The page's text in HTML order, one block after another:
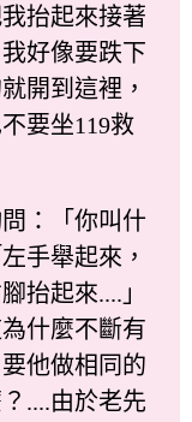
抬起來接著
好像要跌下
開到這裡，
要坐119救
：「你叫什
手舉起來，
抬起來....」
什麼不斷有
他做相同的
....由於老先